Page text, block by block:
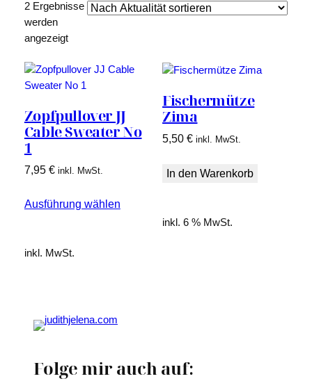
2 Ergebnisse
werden
angezeigtNach
sortiert
Zopfpullover JJ
Cable Sweater No
1
7,95 € inkl. MwSt.
Ausführung wählen
inkl. MwSt.
Fischermütze
Zima
5,50€ inkl. MwSt.
In den Warenkorb
inkl. 6 % MwSt.
Folge mir auch auf: